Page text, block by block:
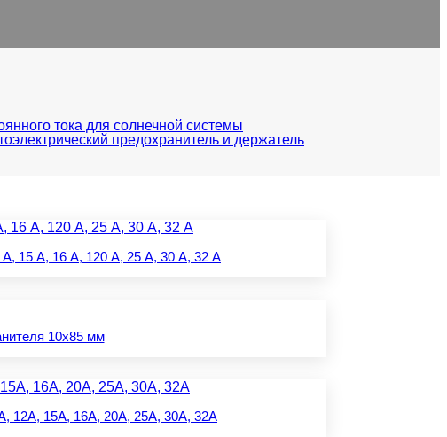
тока для солнечной системы
предохранитель и держатель
А, 15 А, 16 А, 120 А, 25 А, 30 А, 32 А
10x85 мм
12A, 15A, 16A, 20A, 25A, 30A, 32A